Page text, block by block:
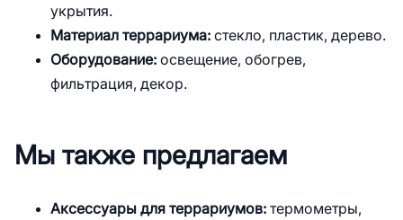
укрытия.
Материал террариума: стекло, пластик, дерево.
Оборудование: освещение, обогрев,
фильтрация, декор.
Мы также предлагаем
Аксессуары для террариумов: термометры,